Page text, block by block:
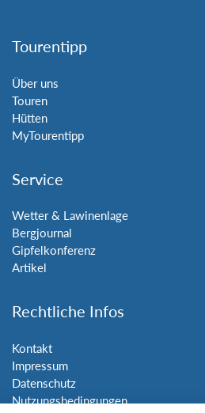
Tourentipp
Über uns
Touren
Hütten
MyTourentipp
Service
Wetter & Lawinenlage
Bergjournal
Gipfelkonferenz
Artikel
Rechtliche Infos
Kontakt
Impressum
Datenschutz
Nutzungsbedingungen